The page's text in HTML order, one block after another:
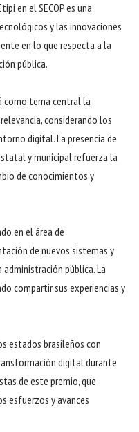
en el SECOP es una
y las innovaciones
en lo que respecta a la
pública.
como tema central la
considerando los
digital. La presencia de
y municipal refuerza la
de conocimientos y
en el área de
de nuevos sistemas y
pública. La
compartir sus experiencias y
estados brasileños con
digital durante
de este premio, que
esfuerzos y avances